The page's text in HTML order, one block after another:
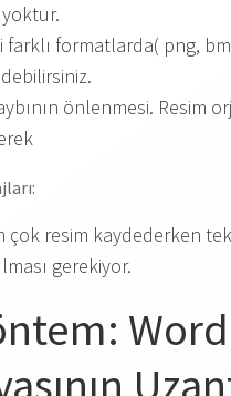
farklı formatlarda( png,
önlenmesi. Resim
çok resim kaydederken
gerekiyor.
Word